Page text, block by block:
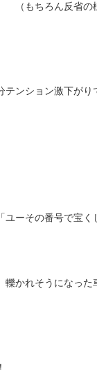
（もちろん反省の
テンション激下がり
ユーその番号で宝
かれそうになった